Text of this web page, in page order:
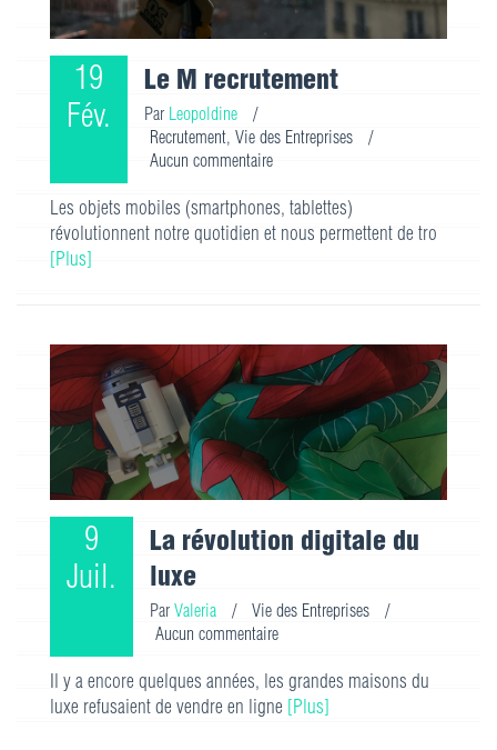
19
Fév.
Le M recrutement
Par Leopoldine
/
Recrutement, Vie des Entreprises
/
Aucun commentaire
Les objets mobiles (smartphones, tablettes)
révolutionnent notre quotidien et nous permettent de tro
[Plus]
9
Juil.
La révolution digitale du
luxe
Par Valeria / Vie des Entreprises
/
Aucun commentaire
Il y a encore quelques années, les grandes maisons du
luxe refusaient de vendre en ligne [Plus]